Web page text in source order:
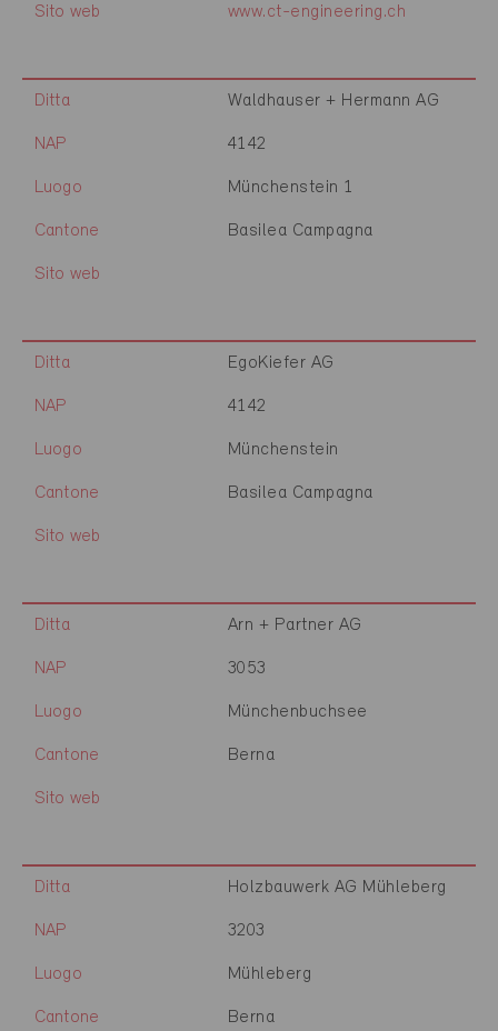
Sito web www.ct-engineering.ch
Ditta Waldhauser + Hermann AG
NAP 4142
Luogo Münchenstein 1
Cantone Basilea Campagna
Sito web
Ditta EgoKiefer AG
NAP 4142
Luogo Münchenstein
Cantone Basilea Campagna
Sito web
Ditta Arn + Partner AG
NAP 3053
Luogo Münchenbuchsee
Cantone Berna
Sito web
Ditta Holzbauwerk AG Mühleberg
NAP 3203
Luogo Mühleberg
Cantone Berna